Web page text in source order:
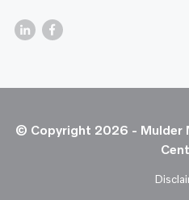
© Copyright 2026 - Mulder